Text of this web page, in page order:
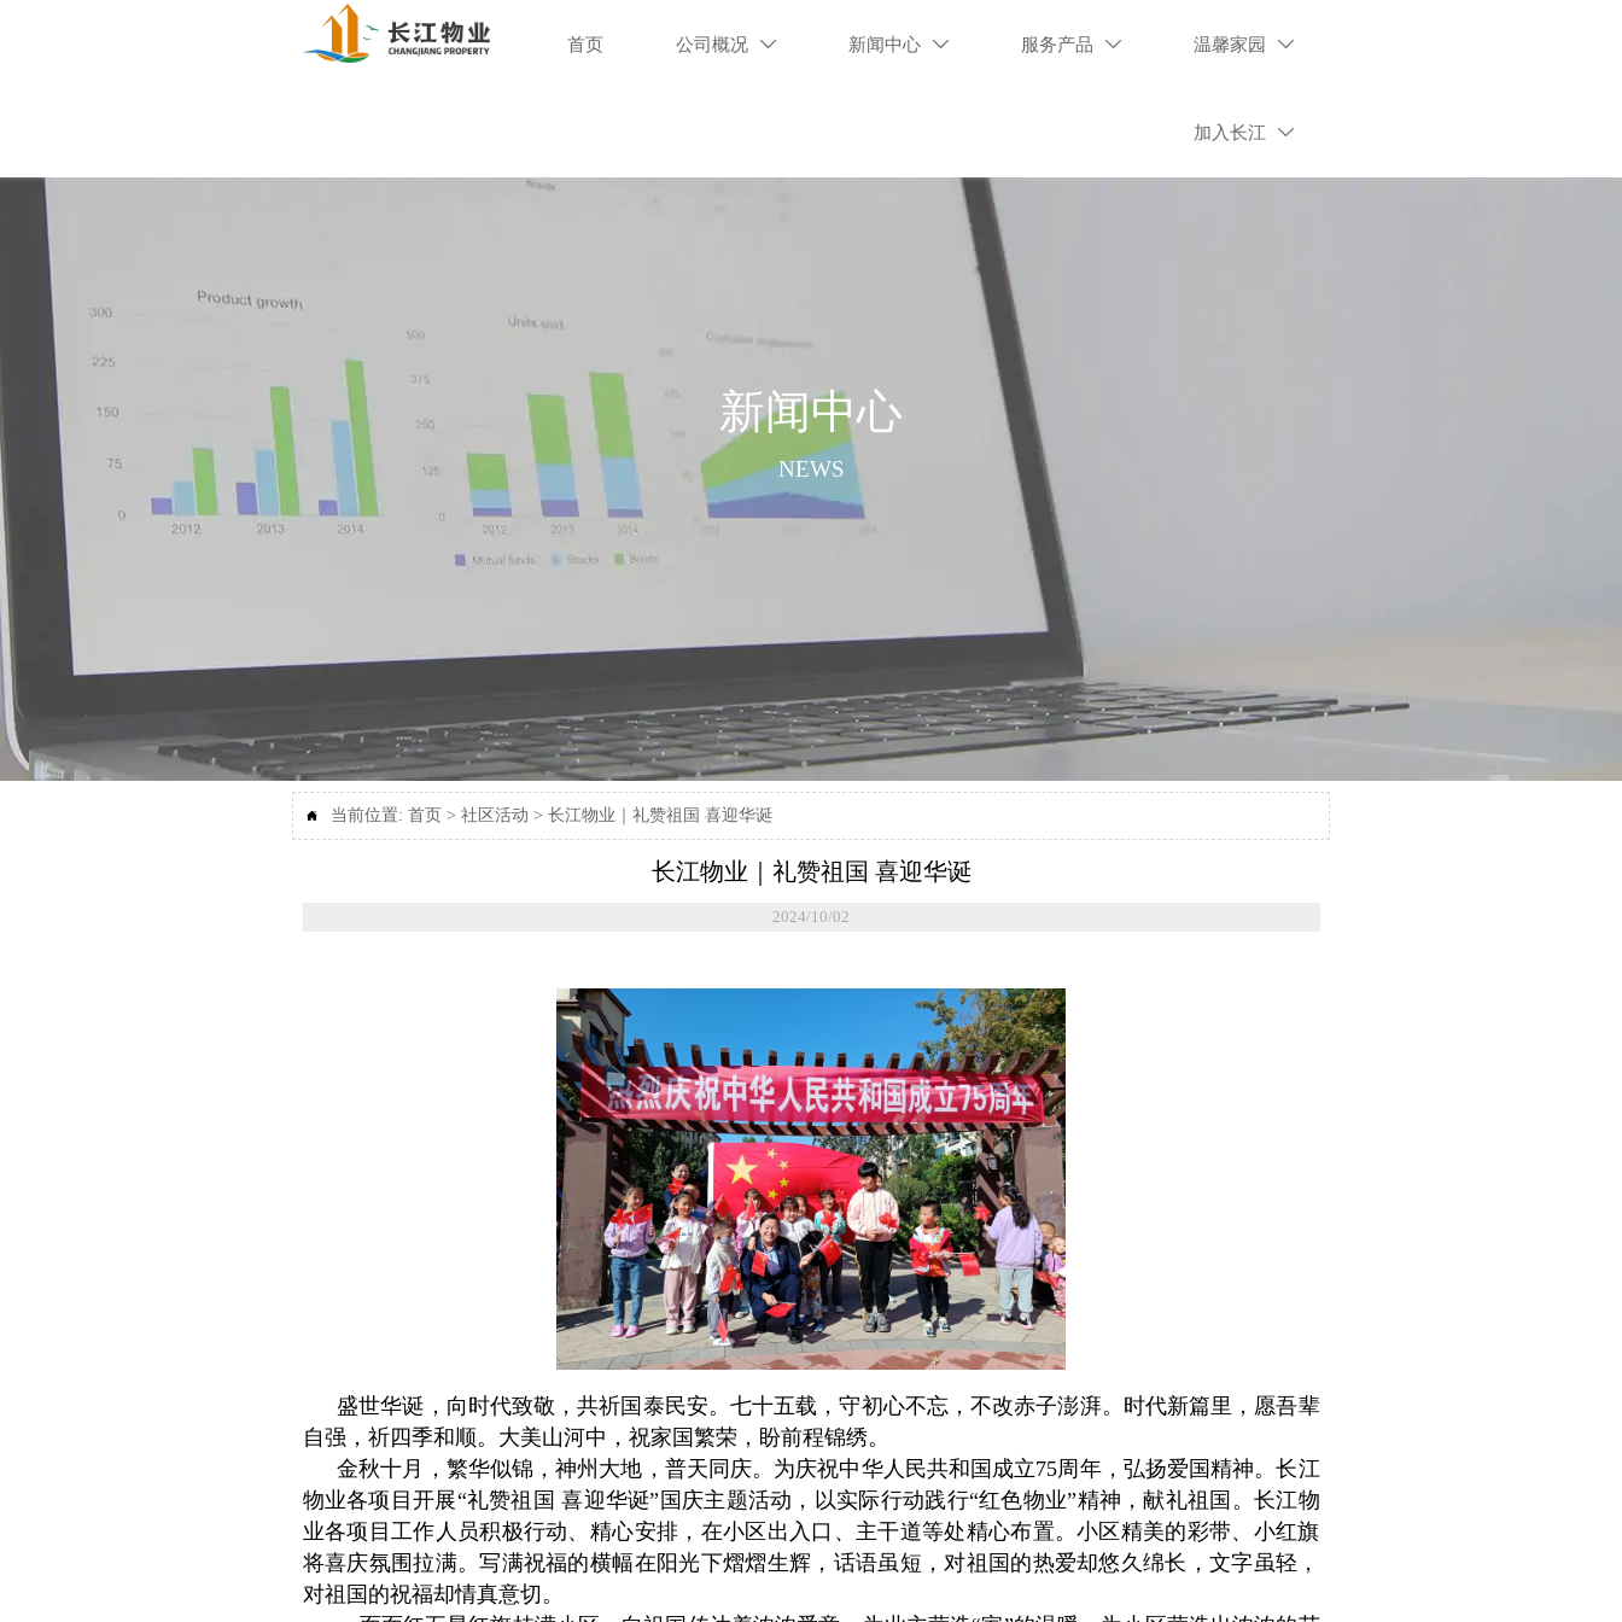
首页 公司概况  新闻中心  服务产品  温馨家园 
加入长江 
新闻中心
NEWS
 当前位置: 首页 > 社区活动 > 长江物业｜礼赞祖国 喜迎华诞
长江物业｜礼赞祖国 喜迎华诞
2024/10/02
盛世华诞，向时代致敬，共祈国泰民安。七十五载，守初心不忘，不改赤子澎湃。时代新篇里，愿吾辈
自强，祈四季和顺。大美山河中，祝家国繁荣，盼前程锦绣。
金秋十月，繁华似锦，神州大地，普天同庆。为庆祝中华人民共和国成立75周年，弘扬爱国精神。长江
物业各项目开展“礼赞祖国 喜迎华诞”国庆主题活动，以实际行动践行“红色物业”精神，献礼祖国。长江物
业各项目工作人员积极行动、精心安排，在小区出入口、主干道等处精心布置。小区精美的彩带、小红旗
将喜庆氛围拉满。写满祝福的横幅在阳光下熠熠生辉，话语虽短，对祖国的热爱却悠久绵长，文字虽轻，
对祖国的祝福却情真意切。